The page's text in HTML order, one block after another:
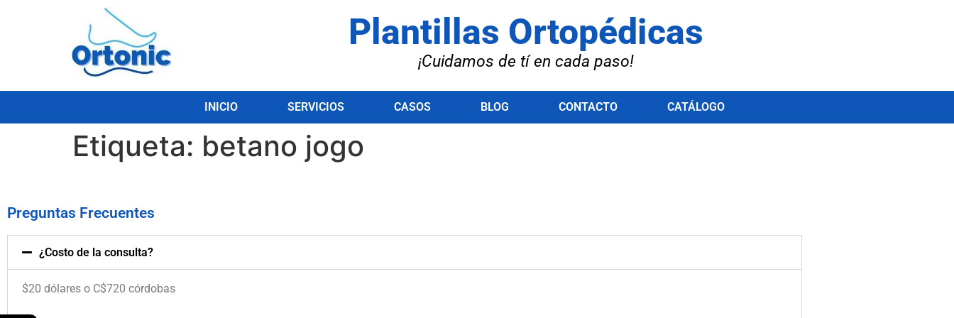
Plantillas Ortopédicas
¡Cuidamos de tí en cada paso!
INICIO SERVICIOS CASOS BLOG CONTACTO CATÁLOGO
Etiqueta: betano jogo
Preguntas Frecuentes
¿Costo de la consulta?
$20 dólares o C$720 córdobas